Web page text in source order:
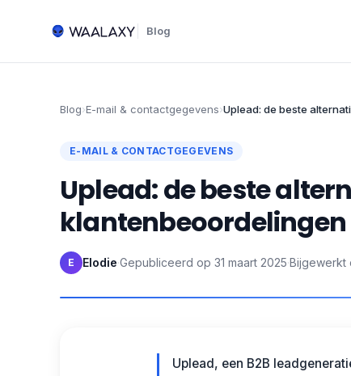
Blog
Blog›E-mail & contactgegevens›Uplead: de beste
E-MAIL & CONTACTGEGEVENS
Uplead: de beste
klantenbeoordelingen
E Elodie·Gepubliceerd op 31 maart 2025·Bijgewerkt
Uplead, een B2B